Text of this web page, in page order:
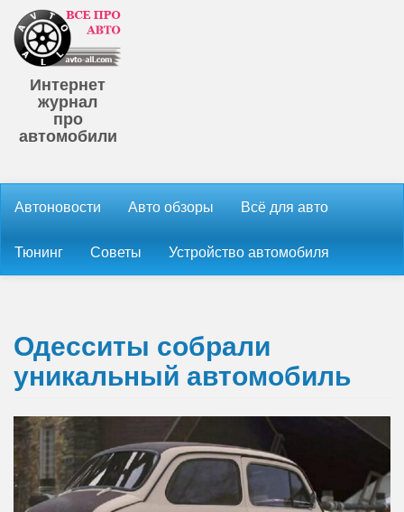
Интернет
журнал
про
автомобили
Автоновости Авто обзоры Всё для авто
Тюнинг Советы Устройство автомобиля
Одесситы собрали
уникальный автомобиль